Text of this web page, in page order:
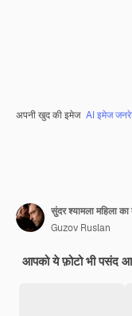
अपनी खुद की इमेज AI इमेज
सुंदर श्यामला महिला
Guzov Ruslan
आपको ये फ़ोटो भी पसंद